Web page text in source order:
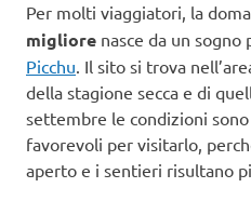
Per molti viaggiatori, la
migliore nasce da un sogno
Picchu. Il sito si trova
della stagione secca e di
settembre le condizioni
favorevoli per visitarlo,
aperto e i sentieri risultano